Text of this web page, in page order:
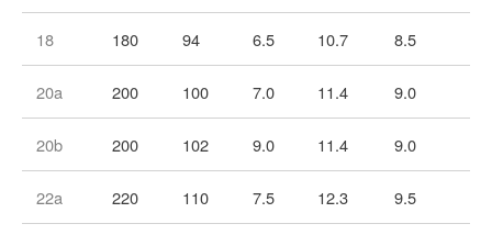
18 180 94 6.5 10.7 8.5
20a 200 100 7.0 11.4 9.0
20b 200 102 9.0 11.4 9.0
22a 220 110 7.5 12.3 9.5